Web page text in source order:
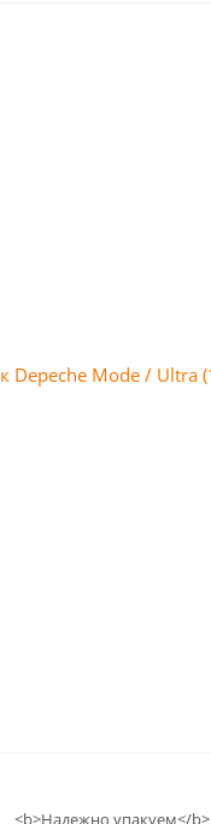
<b>Надежно упакуем</b>